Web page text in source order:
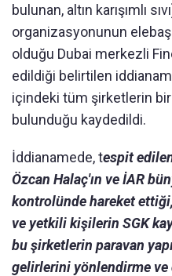
bulunan, altın karışımlı
organizasyonunun
olduğu Dubai merkezli
edildiği belirtilen
içindeki tüm şirketlerin
bulunduğu kaydedildi.
İddianamede, tespit
Özcan Halaç'ın ve İAR
kontrolünde hareket
ve yetkili kişilerin SGK
bu şirketlerin paravan
gelirlerini yönlendirme